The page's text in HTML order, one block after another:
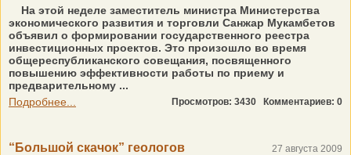
На этой неделе заместитель министра Министерства
экономического развития и торговли Санжар Мукамбетов
объявил о формировании государственного реестра
инвестиционных проектов. Это произошло во время
общереспубликанского совещания, посвященного
повышению эффективности работы по приему и
предварительному ...
Подробнее...
Просмотров: 3430 Комментариев: 0
“Большой скачок” геологов 27 августа 2009